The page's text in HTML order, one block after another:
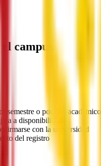
campus
semestre o por año académico
a disponibilidad
con la universidad
del registro